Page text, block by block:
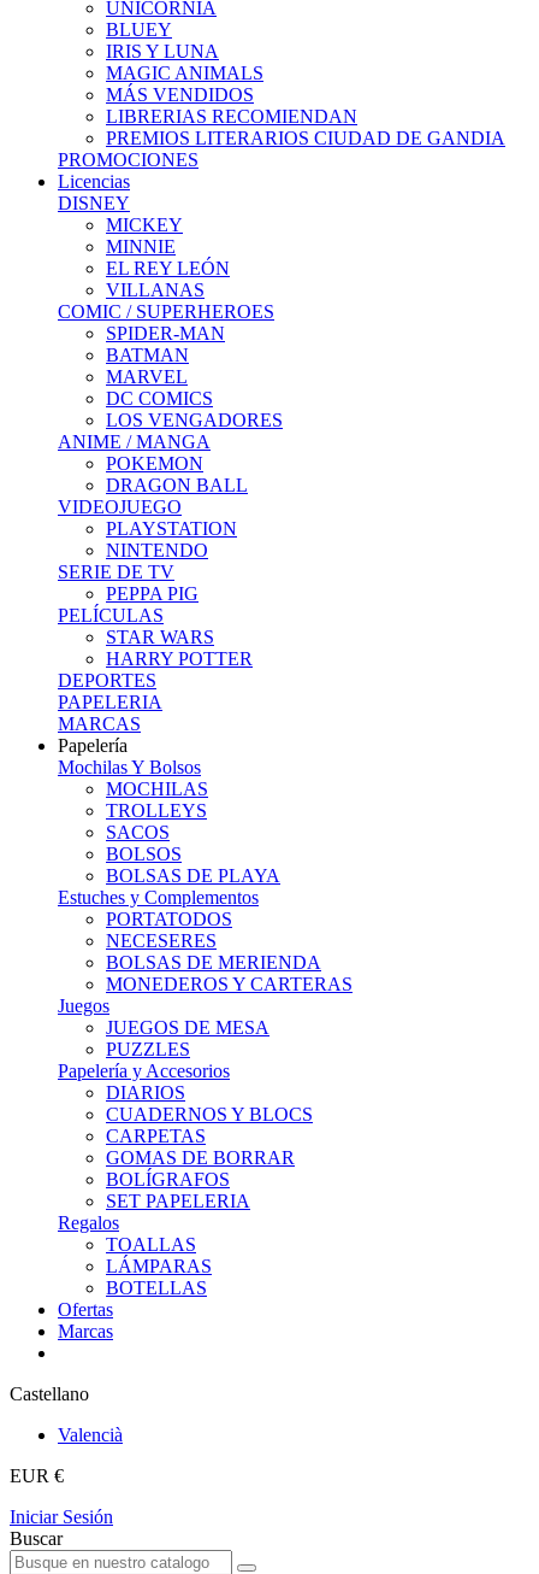
UNICORNIA
BLUEY
IRIS Y LUNA
MAGIC ANIMALS
MÁS VENDIDOS
LIBRERIAS RECOMIENDAN
PREMIOS LITERARIOS CIUDAD DE GANDIA
PROMOCIONES
Licencias
DISNEY
MICKEY
MINNIE
EL REY LEÓN
VILLANAS
COMIC / SUPERHEROES
SPIDER-MAN
BATMAN
MARVEL
DC COMICS
LOS VENGADORES
ANIME / MANGA
POKEMON
DRAGON BALL
VIDEOJUEGO
PLAYSTATION
NINTENDO
SERIE DE TV
PEPPA PIG
PELÍCULAS
STAR WARS
HARRY POTTER
DEPORTES
PAPELERIA
MARCAS
Papelería
Mochilas Y Bolsos
MOCHILAS
TROLLEYS
SACOS
BOLSOS
BOLSAS DE PLAYA
Estuches y Complementos
PORTATODOS
NECESERES
BOLSAS DE MERIENDA
MONEDEROS Y CARTERAS
Juegos
JUEGOS DE MESA
PUZZLES
Papelería y Accesorios
DIARIOS
CUADERNOS Y BLOCS
CARPETAS
GOMAS DE BORRAR
BOLÍGRAFOS
SET PAPELERIA
Regalos
TOALLAS
LÁMPARAS
BOTELLAS
Ofertas
Marcas
Castellano
Valencià
EUR €
Iniciar Sesión
Buscar